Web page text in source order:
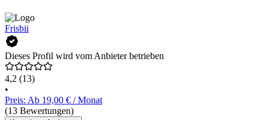
Frisbii
Dieses Profil wird vom Anbieter betrieben
4,2 (13)
•
Preis: Ab 19,00 € / Monat
(13 Bewertungen)